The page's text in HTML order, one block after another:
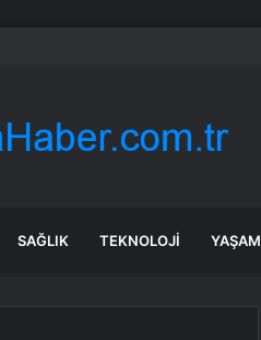
söyledi
SAĞLIK TEKNOLOJI YAŞAM